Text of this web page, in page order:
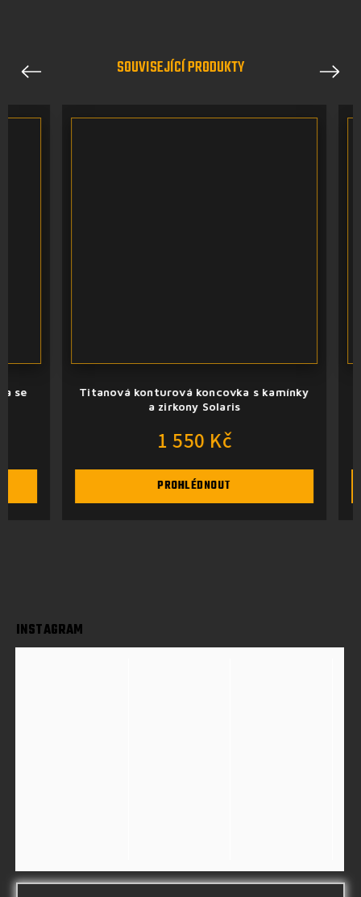
SOUVISEJÍCÍ PRODUKTY
Previous
Titanová konturová koncovka s kamínky
a zirkony Solaris
1 550 Kč
PROHLÉDNOUT
Next
INSTAGRAM